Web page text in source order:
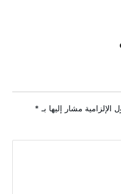
الإلزامية مشار إليها بـ *